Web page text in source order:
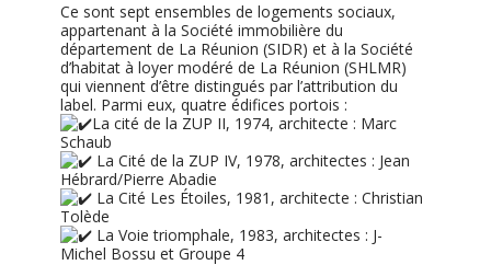
Ce sont sept ensembles de logements sociaux,
appartenant à la Société immobilière du
département de La Réunion (SIDR) et à la Société
d’habitat à loyer modéré de La Réunion (SHLMR)
qui viennent d’être distingués par l’attribution du
label. Parmi eux, quatre édifices portois :
La cité de la ZUP II, 1974, architecte : Marc
Schaub
La Cité de la ZUP IV, 1978, architectes : Jean
Hébrard/Pierre Abadie
La Cité Les Étoiles, 1981, architecte : Christian
Tolède
La Voie triomphale, 1983, architectes : J-
Michel Bossu et Groupe 4